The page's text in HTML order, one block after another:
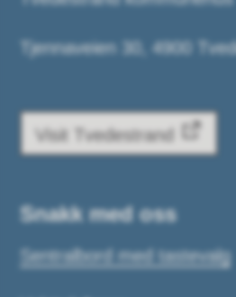
Tjennaveien 30, 4900
Visit Tvedestrand
Snakk med oss
Sentralbord med tastevalg